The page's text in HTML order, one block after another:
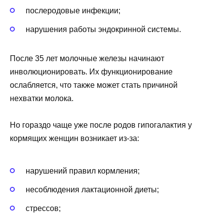
послеродовые инфекции;
нарушения работы эндокринной системы.
После 35 лет молочные железы начинают
инволюционировать. Их функционирование
ослабляется, что также может стать причиной
нехватки молока.
Но гораздо чаще уже после родов гипогалактия у
кормящих женщин возникает из-за:
нарушений правил кормления;
несоблюдения лактационной диеты;
стрессов;